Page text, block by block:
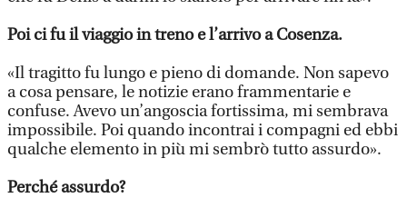
Poi ci fu il viaggio in treno e l’arrivo a Cosenza.
«Il tragitto fu lungo e pieno di domande. Non sapevo
a cosa pensare, le notizie erano frammentarie e
confuse. Avevo un’angoscia fortissima, mi sembrava
impossibile. Poi quando incontrai i compagni ed ebbi
qualche elemento in più mi sembrò tutto assurdo».
Perché assurdo?